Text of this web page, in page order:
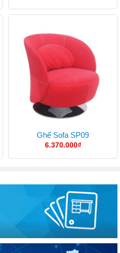
Ghế Sofa SP09
6.370.000₫